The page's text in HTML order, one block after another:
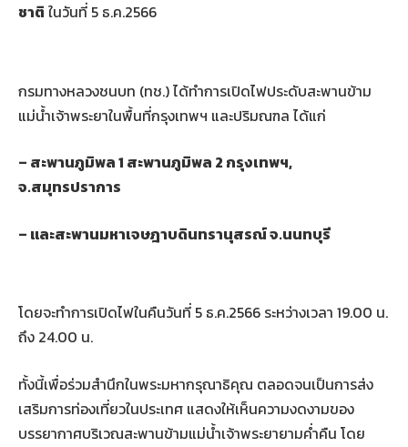
ชาติ ในวันที่ 5 ธ.ค.2566
กรมทางหลวงชนบท (ทช.) ได้ทำการเปิดไฟประดับสะพานข้าม
แม่น้ำเจ้าพระยาในพื้นที่กรุงเทพฯ และปริมณฑล ได้แก่
– สะพานภูมิพล 1 สะพานภูมิพล 2 กรุงเทพฯ,
จ.สมุทรปราการ
– และสะพานมหาเจษฎาบดินทรานุสรณ์ จ.นนทบุรี
โดยจะทำการเปิดไฟในคืนวันที่ 5 ธ.ค.2566 ระหว่างเวลา 19.00 น.
ถึง 24.00 น.
ทั้งนี้เพื่อร่วมสำนึกในพระมหากรุณาธิคุณ ตลอดจนเป็นการส่ง
เสริมการท่องเที่ยวในประเทศ แสดงให้เห็นความงดงามของ
บรรยากาศบริเวณสะพานข้ามแม่น้ำเจ้าพระยายามค่ำคืน โดย